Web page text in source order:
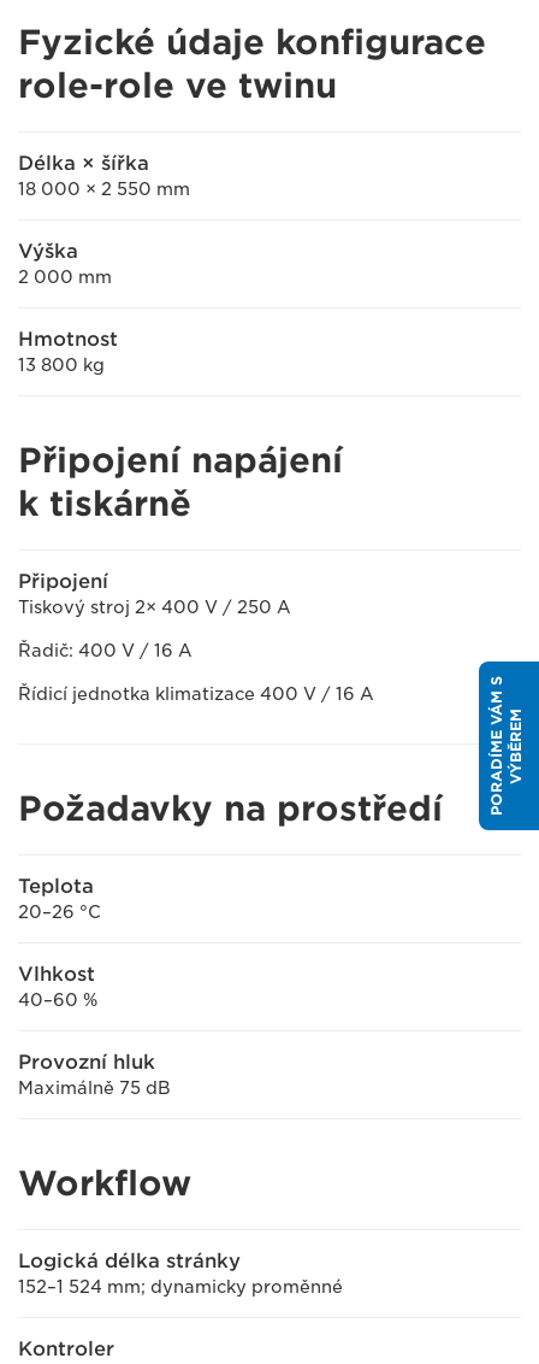
Fyzické údaje konfigurace
role-role ve twinu
Délka × šířka
18 000 × 2 550 mm
Výška
2 000 mm
Hmotnost
13 800 kg
Připojení napájení
k tiskárně
Připojení
Tiskový stroj 2× 400 V / 250 A
Řadič: 400 V / 16 A
Řídicí jednotka klimatizace 400 V / 16 A
Požadavky na prostředí
Teplota
20–26 °C
Vlhkost
40–60 %
Provozní hluk
Maximálně 75 dB
Workflow
Logická délka stránky
152–1 524 mm; dynamicky proměnné
Kontroler
P
O
R
A
D
Í
M
E
V
Á
M
S
V
Ý
B
Ě
R
EM